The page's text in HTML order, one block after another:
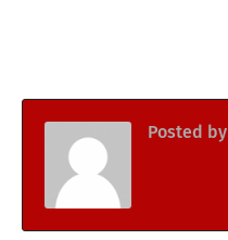
Posted by